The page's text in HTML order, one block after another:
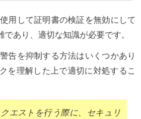
用して証明書の検証を無効にして
あり、適切な知識が必要です。
告を抑制する方法はいくつかあり
を理解した上で適切に対処するこ
エストを行う際に、セキュリ